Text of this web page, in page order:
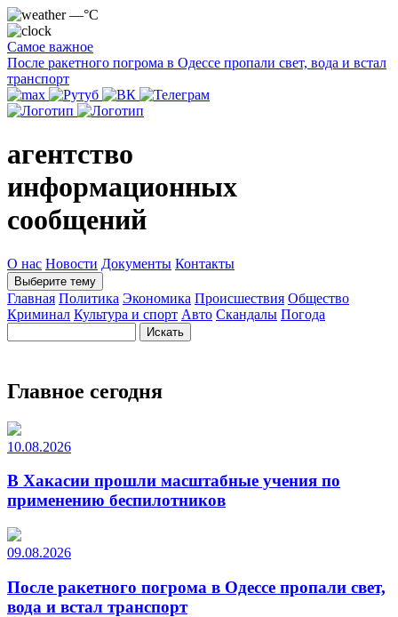
—°C
Самое важное
После ракетного погрома в Одессе пропали свет, вода и встал
транспорт
агентство
информационных
сообщений
О нас Новости Документы Контакты
Выберите тему
Главная Политика Экономика Происшествия Общество
Криминал Культура и спорт Авто Скандалы Погода
Главное сегодня
10.08.2026
В Хакасии прошли масштабные учения по
применению беспилотников
09.08.2026
После ракетного погрома в Одессе пропали свет,
вода и встал транспорт